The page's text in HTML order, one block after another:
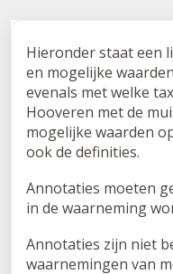
Hieronder staat een
en mogelijke
evenals met welke
Hooveren met de
mogelijke waarden
ook de definities.
Annotaties moeten
in de waarneming
Annotaties zijn niet
waarnemingen van